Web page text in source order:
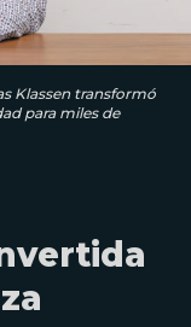
Klassen transformó
para miles de